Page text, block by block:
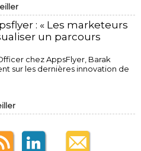
: « Les marketeurs
un parcours
chez AppsFlyer, ​Barak
sur les dernières innovation de